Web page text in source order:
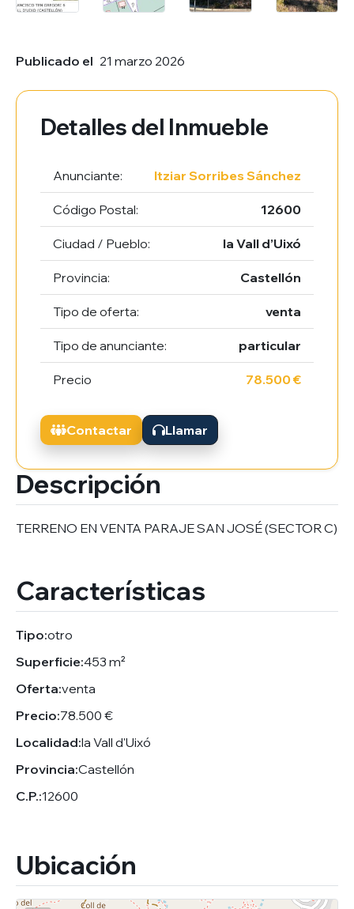
Publicado el 21 marzo 2026
Descripción
TERRENO EN VENTA PARAJE SAN JOSÉ (SECTOR C)
Características
Tipo:otro
Superficie:453 m²
Oferta:venta
Precio:78.500 €
Localidad:la Vall d'Uixó
Provincia:Castellón
C.P.:12600
Ubicación
Detalles del Inmueble
Anunciante: Itziar Sorribes Sánchez
Código Postal: 12600
Ciudad / Pueblo: la Vall d’Uixó
Provincia: Castellón
Tipo de oferta: venta
Tipo de anunciante: particular
Precio 78.500 €
Contactar Llamar